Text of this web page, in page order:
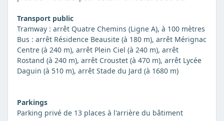
Transport public
Tramway : arrêt Quatre Chemins (Ligne A), à 100 mètres
Bus : arrêt Résidence Beausite (à 180 m), arrêt Mérignac
Centre (à 240 m), arrêt Plein Ciel (à 240 m), arrêt
Rostand (à 240 m), arrêt Croustet (à 470 m), arrêt Lycée
Daguin (à 510 m), arrêt Stade du Jard (à 1680 m)
Parkings
Parking privé de 13 places à l'arrière du bâtiment